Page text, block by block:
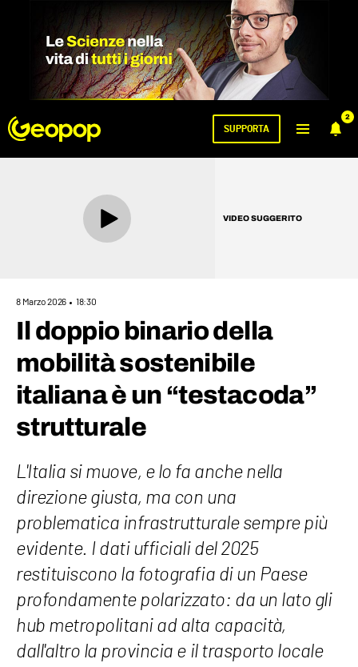
2
SUPPORTA
VIDEO SUGGERITO
8 Marzo 2026 18:30
Il doppio binario della
mobilità sostenibile
italiana è un “testacoda”
strutturale
L'Italia si muove, e lo fa anche nella
direzione giusta, ma con una
problematica infrastrutturale sempre più
evidente. I dati ufficiali del 2025
restituiscono la fotografia di un Paese
profondamente polarizzato: da un lato gli
hub metropolitani ad alta capacità,
dall'altro la provincia e il trasporto locale